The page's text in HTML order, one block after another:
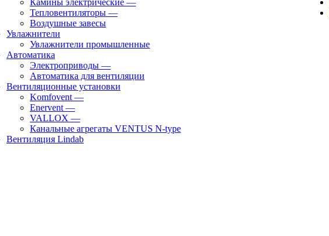
Камины электрические —
Тепловентиляторы —
Воздушные завесы
Увлажнители
Увлажнители промышленные
Автоматика
Электроприводы —
Автоматика для вентиляции
Вентиляционные установки
Komfovent —
Enervent —
VALLOX —
Канальные агрегаты VENTUS N-type
Вентиляция Lindab